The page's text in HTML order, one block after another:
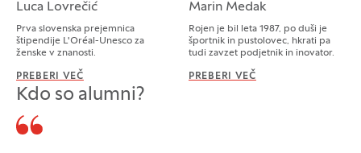
Luca Lovrečić
Prva slovenska prejemnica
štipendije L'Oréal-Unesco za
ženske v znanosti.
PREBERI VEČ
Marin Medak
Rojen je bil leta 1987, po duši je
športnik in pustolovec, hkrati pa
tudi zavzet podjetnik in inovator.
PREBERI VEČ
Kdo so alumni?